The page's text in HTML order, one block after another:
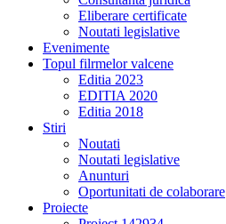
Eliberare certificate
Noutati legislative
Evenimente
Topul filrmelor valcene
Editia 2023
EDITIA 2020
Editia 2018
Stiri
Noutati
Noutati legislative
Anunturi
Oportunitati de colaborare
Proiecte